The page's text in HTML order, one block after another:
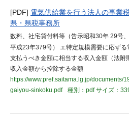
[PDF] 電気供給業を行う法人の事業
県・県税事務所
数料、社宅貸付料等（告示昭和30年 29号
平成23年379号） エ特定規模需要に応ずる
支払うべき金額に相当する収入金額（法
収入金額から控除する金額
https://www.pref.saitama.lg.jp/documents/
gaiyou-sinkoku.pdf
種別：pdfサイズ：